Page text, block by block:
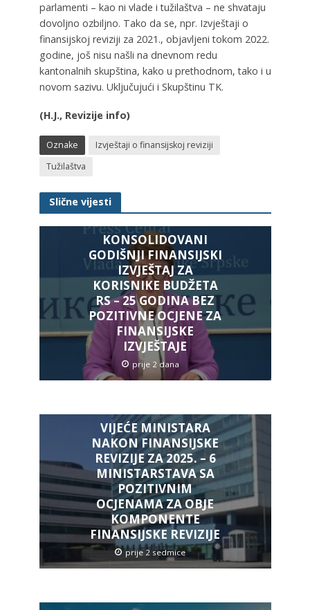
parlamenti – kao ni vlade i tužilaštva – ne shvataju
dovoljno ozbiljno. Tako da se, npr. Izvještaji o
finansijskoj reviziji za 2021., objavljeni tokom 2022.
godine, još nisu našli na dnevnom redu
kantonalnih skupština, kako u prethodnom, tako i u
novom sazivu. Uključujući i Skupštinu TK.
(H.J., Revizije info)
Oznake
Izvještaji o finansijskoj reviziji
Tužilaštva
Slične vijesti
KONSOLIDOVANI
GODIŠNJI FINANSIJSKI
IZVJEŠTAJ ZA
KORISNIKE BUDŽETA
RS – 25 GODINA BEZ
POZITIVNE OCJENE ZA
FINANSIJSKE
IZVJEŠTAJE
prije 2 dana
VIJEĆE MINISTARA
NAKON FINANSIJSKE
REVIZIJE ZA 2025. – 6
MINISTARSTAVA SA
POZITIVNIM
OCJENAMA ZA OBJE
KOMPONENTE
FINANSIJSKE REVIZIJE
prije 2 sedmice